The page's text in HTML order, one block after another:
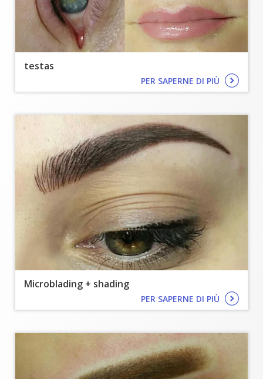
testas
PER SAPERNE DI PIÙ
Microblading + shading
PER SAPERNE DI PIÙ